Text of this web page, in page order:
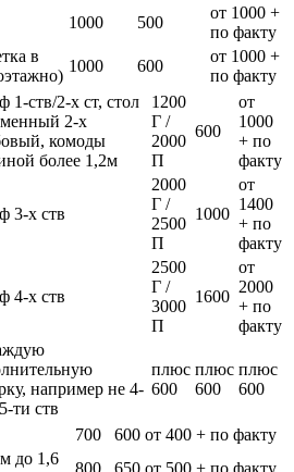
1000 500
от 1000 +
по факту
в
1000 600
от 1000 +
по факту
1-ств/2-х ст, стол
2-х
комоды
более 1,2м
1200
Г /
2000
П
600
от
1000
+ по
факту
3-х ств
2000
Г /
2500
П
1000
от
1400
+ по
факту
4-х ств
2500
Г /
3000
П
1600
от
2000
+ по
факту
например не 4-
ти ств
плюс
600
плюс
600
плюс
600
700 600 от 400 + по факту
до 1,6